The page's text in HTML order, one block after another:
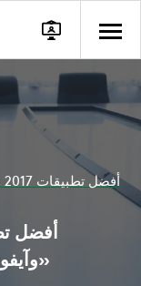
وآيفون.. طبقًا لمجلة «تايم»